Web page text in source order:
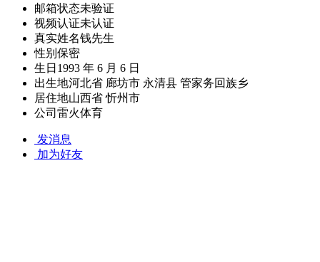
邮箱状态未验证
视频认证未认证
真实姓名钱先生
性别 保密
生日 1993 年 6 月 6 日
出生地河北省 廊坊市 永清县 管家务回族乡
居住地山西省 忻州市
公司 雷火体育
发消息
加为好友